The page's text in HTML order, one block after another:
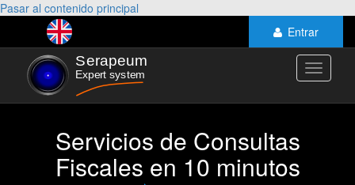
Pasar al contenido principal
Entrar
Toggle
Servicios de Consultas
Fiscales en 10 minutos